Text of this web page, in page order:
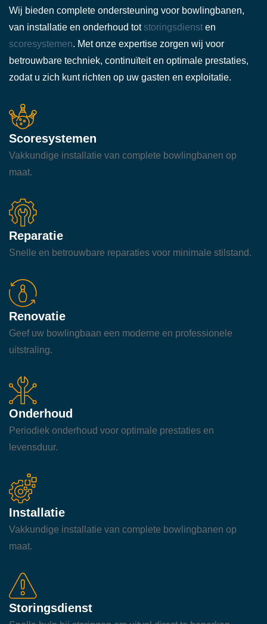
Wij bieden complete ondersteuning voor bowlingbanen,
van installatie en onderhoud tot storingsdienst en
scoresystemen. Met onze expertise zorgen wij voor
betrouwbare techniek, continuïteit en optimale prestaties,
zodat u zich kunt richten op uw gasten en exploitatie.
Scoresystemen
Vakkundige installatie van complete bowlingbanen op
maat.
Reparatie
Snelle en betrouwbare reparaties voor minimale stilstand.
Renovatie
Geef uw bowlingbaan een moderne en professionele
uitstraling.
Onderhoud
Periodiek onderhoud voor optimale prestaties en
levensduur.
Installatie
Vakkundige installatie van complete bowlingbanen op
maat.
Storingsdienst